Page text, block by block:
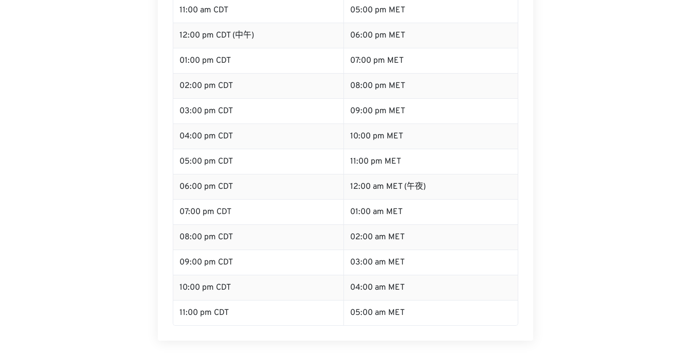
11:00 am CDT 05:00 pm MET
12:00 pm CDT (中午) 06:00 pm MET
01:00 pm CDT 07:00 pm MET
02:00 pm CDT 08:00 pm MET
03:00 pm CDT 09:00 pm MET
04:00 pm CDT 10:00 pm MET
05:00 pm CDT 11:00 pm MET
06:00 pm CDT 12:00 am MET (午夜)
07:00 pm CDT 01:00 am MET
08:00 pm CDT 02:00 am MET
09:00 pm CDT 03:00 am MET
10:00 pm CDT 04:00 am MET
11:00 pm CDT 05:00 am MET